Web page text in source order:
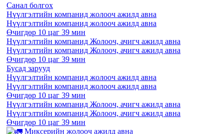
Санал болгох
Нүүлгэлтийн компанид жолооч ажилд авна
Нүүлгэлтийн компанид жолооч ажилд авна
Өчигдөр 10 цаг 39 мин
Нүүлгэлтийн компанид Жолооч, ачигч ажилд авна
Нүүлгэлтийн компанид Жолооч, ачигч ажилд авна
Өчигдөр 10 цаг 39 мин
Бусад зарууд
Нүүлгэлтийн компанид жолооч ажилд авна
Нүүлгэлтийн компанид жолооч ажилд авна
Өчигдөр 10 цаг 39 мин
Нүүлгэлтийн компанид Жолооч, ачигч ажилд авна
Нүүлгэлтийн компанид Жолооч, ачигч ажилд авна
Өчигдөр 10 цаг 39 мин